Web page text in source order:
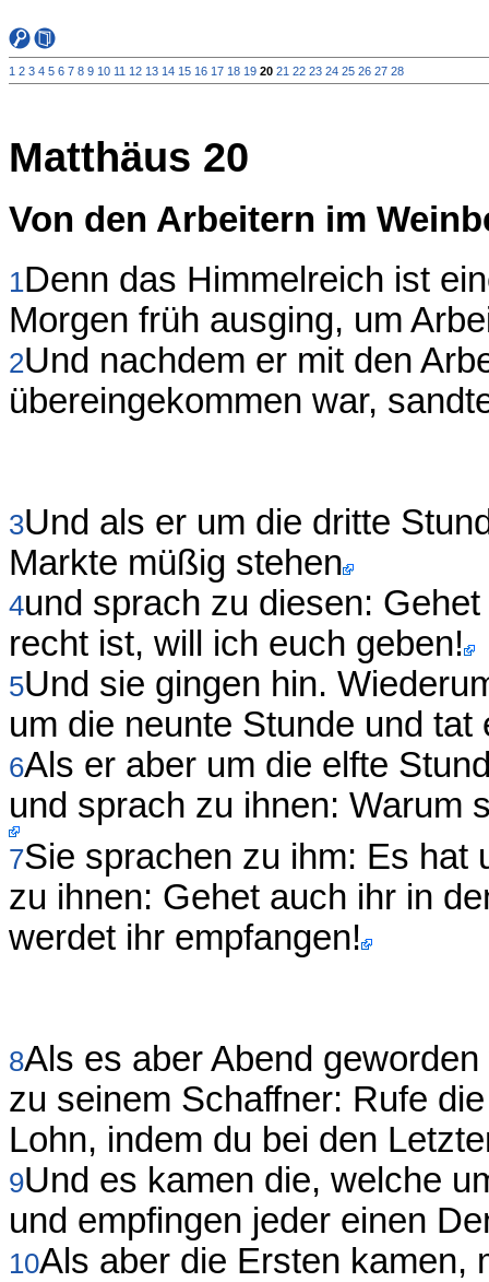
1 2 3 4 5 6 7 8 9 10 11 12 13 14 15 16 17 18 19 20 21 22 23 24 25 26 27 28
Matthäus 20
Von den Arbeitern im
1Denn das Himmelreich ist
Morgen früh ausging, um
2Und nachdem er mit den
übereingekommen war,
3Und als er um die dritte
Markte müßig stehen
4und sprach zu diesen:
recht ist, will ich euch geben!
5Und sie gingen hin.
um die neunte Stunde und tat
6Als er aber um die elfte
und sprach zu ihnen: Warum
7Sie sprachen zu ihm: Es hat
zu ihnen: Gehet auch ihr in
werdet ihr empfangen!
8Als es aber Abend
zu seinem Schaffner: Rufe
Lohn, indem du bei den
9Und es kamen die, welche
und empfingen jeder einen
10Als aber die Ersten kamen,